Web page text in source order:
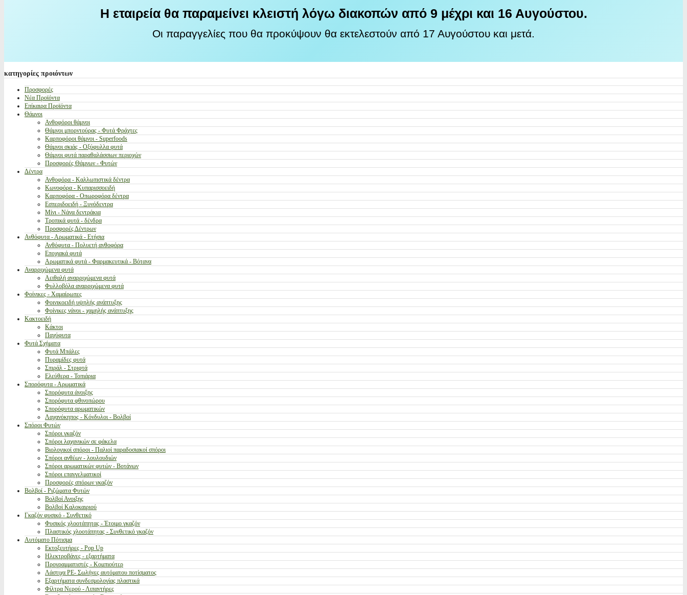
Η εταιρεία θα παραμείνει κλειστή λόγω διακοπών από 9 μέχρι και 16 Αυγούστου.
Οι παραγγελίες που θα προκύψουν θα εκτελεστούν από 17 Αυγούστου και μετά.
κατηγορίες προιόντων
Προσφορές
Νέα Προϊόντα
Επίκαιρα Προϊόντα
Θάμνοι
Ανθοφόροι θάμνοι
Θάμνοι μπορντούρας - Φυτά Φράχτες
Καρποφόροι θάμνοι - Superfoods
Θάμνοι σκιάς - Οξύφυλλα φυτά
Θάμνοι φυτά παραθαλάσσιων περιοχών
Προσφορές Θάμνων - Φυτών
Δέντρα
Ανθοφόρα - Καλλωπιστικά δέντρα
Κωνοφόρα - Κυπαρισσοειδή
Καρποφόρα - Οπωροφόρα δέντρα
Εσπεριδοειδή - Ξυνόδεντρα
Μίνι - Νάνα δεντράκια
Τροπικά φυτά - δένδρα
Προσφορές Δέντρων
Ανθόφυτα - Αρωματικά - Ετήσια
Ανθόφυτα - Πολυετή ανθοφόρα
Εποχιακά φυτά
Αρωματικά φυτά - Φαρμακευτικά - Βότανα
Αναρριχώμενα φυτά
Αειθαλή αναρριχώμενα φυτά
Φυλλοβόλα αναρριχώμενα φυτά
Φοίνικες - Χαμαίρωπες
Φοινικοειδή υψηλής ανάπτυξης
Φοίνικες νάνοι - χαμηλής ανάπτυξης
Κακτοειδή
Κάκτοι
Παχύφυτα
Φυτά Σχήματα
Φυτά Μπάλες
Πυραμίδες φυτά
Σπιράλ - Στριφτά
Ελεύθερα - Τοπιάρια
Σπορόφυτα - Αρωματικά
Σπορόφυτα άνοιξης
Σπορόφυτα φθινοπώρου
Σπορόφυτα αρωματικών
Λαχανόκηπος - Κόνδυλοι - Βολβοί
Σπόροι Φυτών
Σπόροι γκαζόν
Σπόροι λαχανικών σε φάκελα
Βιολογικοί σπόροι - Παλιοί παραδοσιακοί σπόροι
Σπόροι ανθέων - λουλουδιών
Σπόροι αρωματικών φυτών - Βοτάνων
Σπόροι επαγγελματικοί
Προσφορές σπόρων γκαζόν
Βολβοί - Ριζώματα Φυτών
Βολβοί Ανοιξης
Βολβοί Καλοκαιριού
Γκαζόν φυσικό - Συνθετικό
Φυσικός χλοοτάπητας - Έτοιμο γκαζόν
Πλαστικός χλοοτάπητας - Συνθετικό γκαζόν
Αυτόματο Πότισμα
Εκτοξευτήρες - Pop Up
Ηλεκτροβάνες - εξαρτήματα
Προγραμματιστές - Κομπιούτερ
Λάστιχα PE- Σωλήνες αυτόματου ποτίσματος
Εξαρτήματα συνδεσμολογίας πλαστικά
Φίλτρα Νερού - Λιπαντήρες